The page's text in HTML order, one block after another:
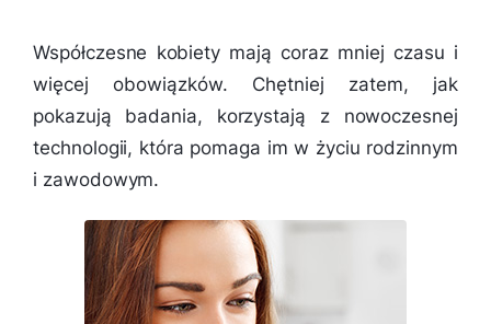
Współczesne kobiety mają coraz mniej czasu i
więcej obowiązków. Chętniej zatem, jak
pokazują badania, korzystają z nowoczesnej
technologii, która pomaga im w życiu rodzinnym
i zawodowym.